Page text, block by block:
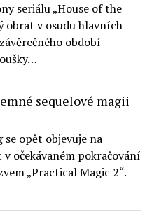
seriálu „House of the
obrat v osudu hlavních
období
sequelové magii
se opět objevuje na
očekávaném pokračování
„Practical Magic 2“.